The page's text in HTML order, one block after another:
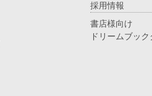
採用情報
書店様向け
ドリームブッ